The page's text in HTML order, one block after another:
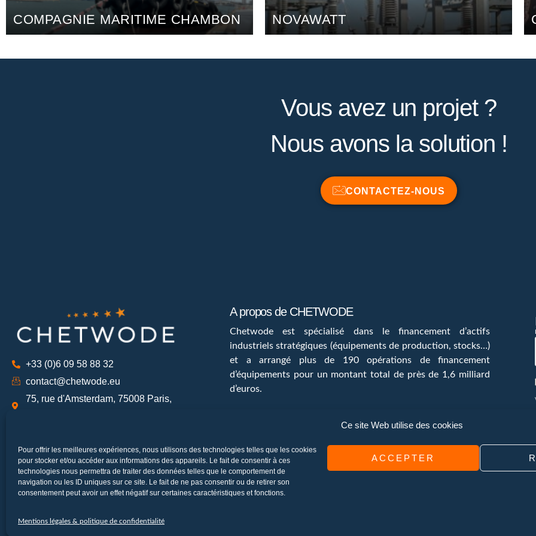
Ce site Web utilise des cookies
Pour offrir les meilleures expériences, nous utilisons des technologies telles que les cookies
pour stocker et/ou accéder aux informations des appareils. Le fait de consentir à ces
technologies nous permettra de traiter des données telles que le comportement de
navigation ou les ID uniques sur ce site. Le fait de ne pas consentir ou de retirer son
consentement peut avoir un effet négatif sur certaines caractéristiques et fonctions.
ACCEPTER
Mentions légales & politique de confidentialité
NOVAWATT CAFÉS LEGAL
Vous avez un projet ?
Nous avons la solution !
CONTACTEZ-NOUS
+33 (0)6 09 58 88 32
contact@chetwode.eu
75, rue d'Amsterdam, 75008 Paris,
A propos de CHETWODE
Chetwode est spécialisé dans le financement d’actifs
industriels stratégiques (équipements de production, stocks…)
et a arrangé plus de 190 opérations de financement
d’équipements pour un montant total de près de 1,6 milliard
d’euros.
Copyright © 2026 HomeQui sommes-nous ?